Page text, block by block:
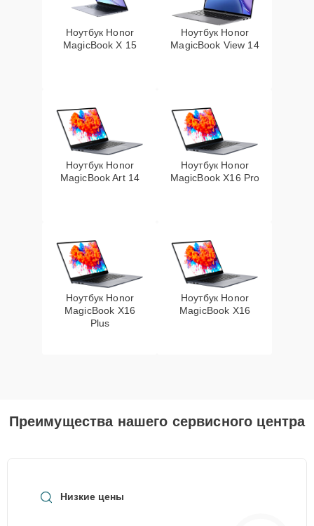
Ноутбук Honor
MagicBook X 15
Ноутбук Honor
MagicBook View 14
Ноутбук Honor
MagicBook Art 14
Ноутбук Honor
MagicBook X16 Pro
Ноутбук Honor
MagicBook X16
Plus
Ноутбук Honor
MagicBook X16
Преимущества нашего сервисного центра
Низкие цены